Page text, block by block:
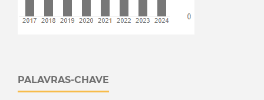
PALAVRAS-CHAVE